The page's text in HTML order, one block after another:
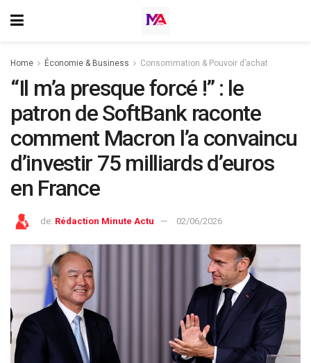
Home Économie & Business Consommation & Pouvoir d’achat
“Il m’a presque forcé !” : le
patron de SoftBank raconte
comment Macron l’a convaincu
d’investir 75 milliards d’euros
en France
de: Rédaction Minute Actu 02/06/2026